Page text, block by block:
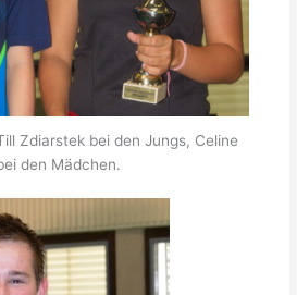
Zdiarstek bei den Jungs, Celine
den Mädchen.